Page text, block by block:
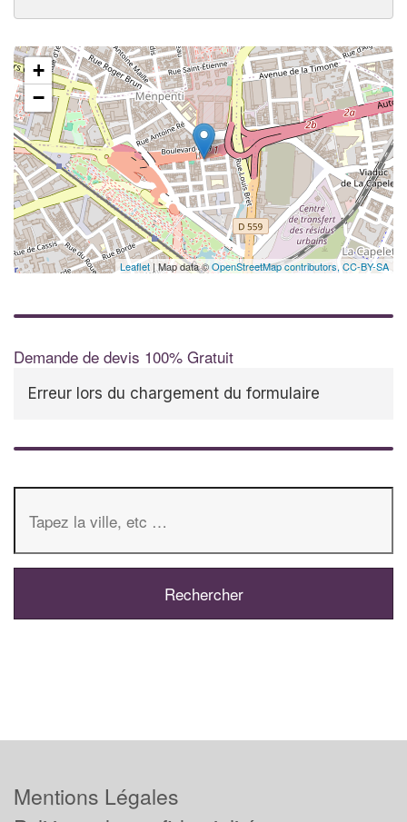
+
−
Leaflet | Map data ©OpenStreetMap contributors, CC-BY-SA
Demande de devis 100% Gratuit
Erreur lors du chargement du formulaire
Mentions Légales